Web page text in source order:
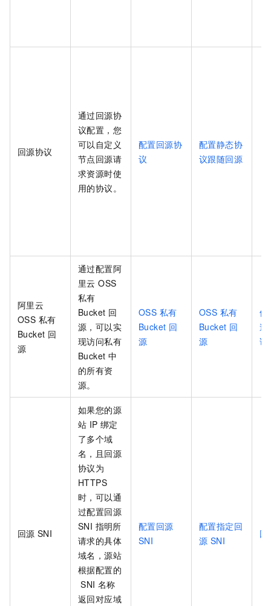
回源协议
通过回源协
议配置，您
可以自定义
节点回源请
求资源时使
用的协议。
配置回源协
议
配置静态协
议跟随回源
阿里云
OSS 私有
Bucket 回
源
通过配置阿
里云 OSS
私有
Bucket 回
源，可以实
现访问私有
Bucket 中
的所有资
源。
OSS 私有
Bucket 回
源
OSS 私有
Bucket 回
源
使
速
访
回源 SNI
如果您的源
站 IP 绑定
了多个域
名，且回源
协议为
HTTPS
时，可以通
过配置回源
SNI 指明所
请求的具体
域名，源站
根据配置的
SNI 名称
返回对应域
配置回源
SNI
配置指定回
源 SNI
回